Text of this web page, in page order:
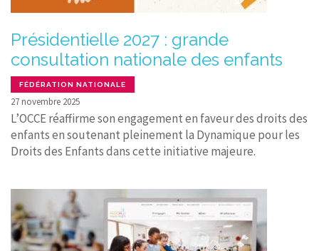
Présidentielle 2027 : grande
consultation nationale des enfants
FÉDÉRATION NATIONALE
27 novembre 2025
L’OCCE réaffirme son engagement en faveur des droits des
enfants en soutenant pleinement la Dynamique pour les
Droits des Enfants dans cette initiative majeure.